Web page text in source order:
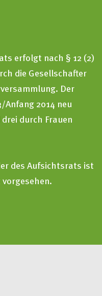
erfolgt nach § 12 (2)
die Gesellschafter
Der
2014 neu
durch Frauen
des Aufsichtsrats ist